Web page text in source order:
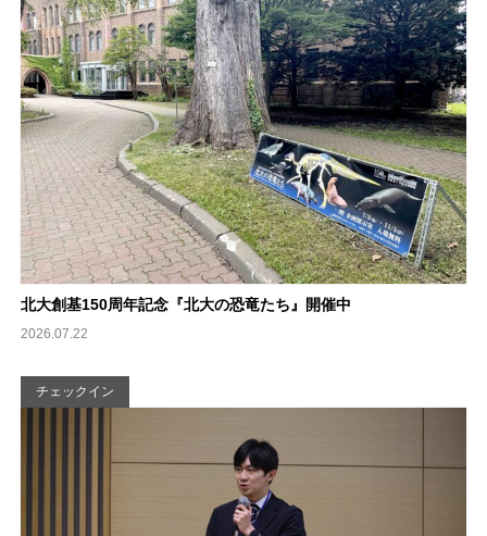
北大創基150周年記念『北大の恐竜たち』開催中
2026.07.22
チェックイン